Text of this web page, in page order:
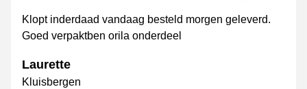
Klopt inderdaad vandaag besteld morgen geleverd.
Goed verpaktben orila onderdeel
Laurette
Kluisbergen